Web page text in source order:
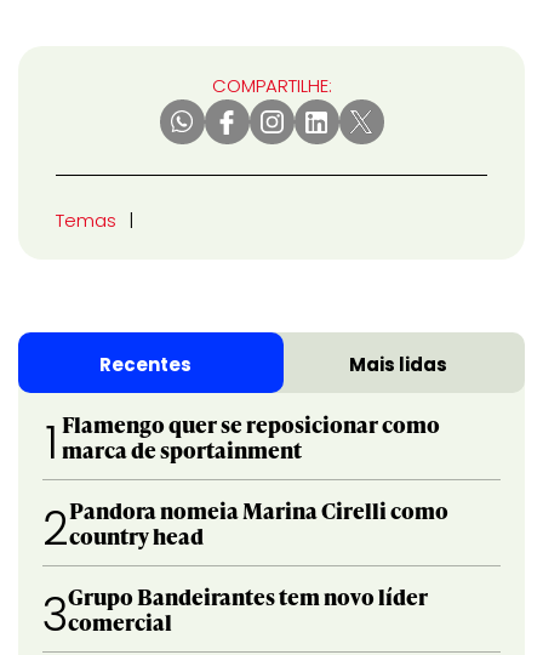
COMPARTILHE:
Temas
Recentes Mais lidas
1 Flamengo quer se reposicionar como
marca de sportainment
2Pandora nomeia Marina Cirelli como
country head
3Grupo Bandeirantes tem novo líder
comercial